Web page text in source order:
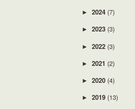
► 2024 (7)
► 2023 (3)
► 2022 (3)
► 2021 (2)
► 2020 (4)
► 2019 (13)